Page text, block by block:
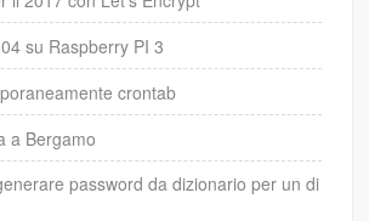
su Raspberry PI 3
crontab
a Bergamo
password da dizionario per un di